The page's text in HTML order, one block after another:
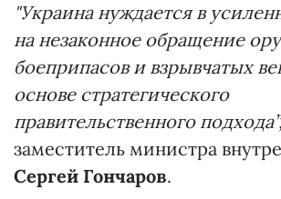
"Украина нуждается в
на незаконное обращение
боеприпасов и взрывчатых
основе стратегического
правительственного
заместитель министра
Сергей Гончаров.